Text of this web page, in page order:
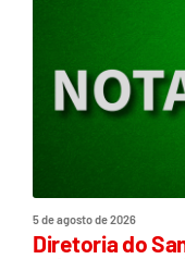
5 de agosto de 2026
Diretoria do